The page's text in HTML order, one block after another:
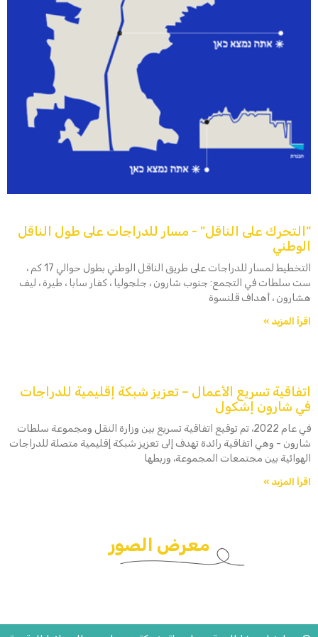
"التحرك على الناقل" - مسار للدراجات على طول الناقل
الوطني
التخطيط لمسار للدراجات على طريق الناقل الوطني بطول حوالي 17 كم ،
ست سلطات في التجمع: جنوب شارون ، جلجوليا ، كفار سابا ، طيرة ، ليف
هشارون ، أهداف قلنسوة
اقرأ المزيد »
اتفاقية تسريع الأعمال – تعزيز شبكة إقليمية للدراجات
في شارون إشكول
في عام 2022، تم توقيع اتفاقية تسريع بين وزارة النقل ومجموعة سلطات
شارون - وهي اتفاقية رائدة تهدف إلى تعزيز شبكة إقليمية متصلة للدراجات
الهوائية بين مجتمعات المجموعة، وربطها
اقرأ المزيد »
معرض الصور